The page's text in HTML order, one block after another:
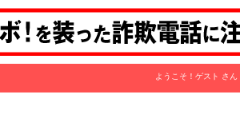
ようこそ！ ゲスト さん